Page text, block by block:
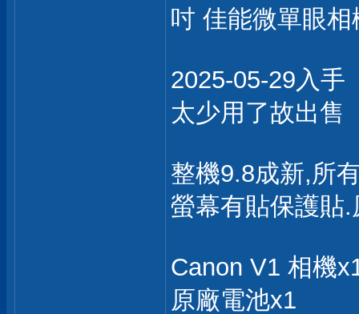
吋 佳能微單眼相
2025-05-29入手
太少用了故出售
整機9.8成新,所
螢幕有貼保護貼
Canon V1 相機
原廠電池x1